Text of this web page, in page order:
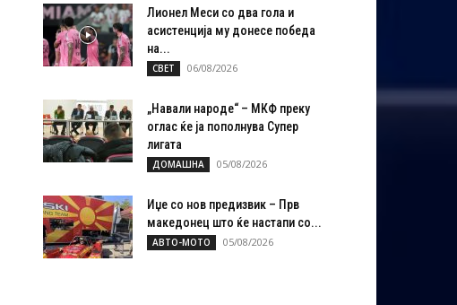
Лионел Меси со два гола и
асистенција му донесе победа
на...
СВЕТ 06/08/2026
„Навали народе“ – МКФ преку
оглас ќе ја пополнува Супер
лигата
ДОМАШНА 05/08/2026
Иџе со нов предизвик – Прв
македонец што ќе настапи со...
АВТО-МОТО 05/08/2026